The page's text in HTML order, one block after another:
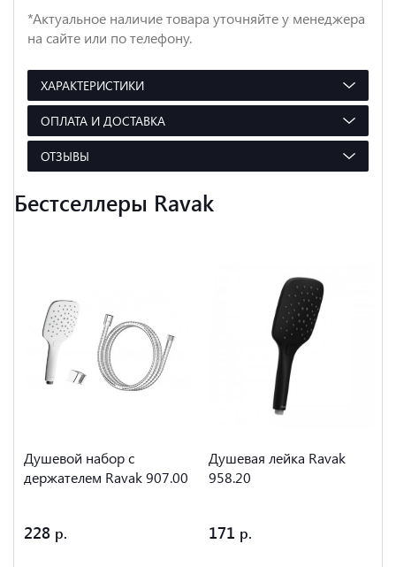
*Актуальное наличие товара уточняйте у менеджера
на сайте или по телефону.
ХАРАКТЕРИСТИКИ
ОПЛАТА И ДОСТАВКА
ОТЗЫВЫ
Бестселлеры Ravak
Душевой набор с
держателем Ravak 907.00
228
Душевая лейка Ravak
958.20
171